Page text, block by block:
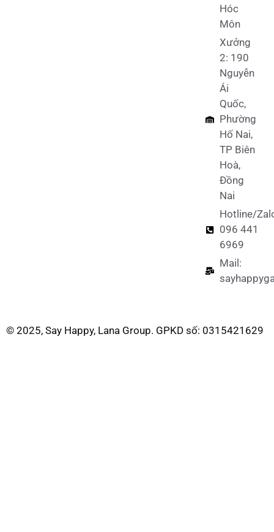
Hóc
Môn
Xưởng
2: 190
Nguyễn
Ái
Quốc,
Phường
Hố Nai,
TP Biên
Hoà,
Đồng
Nai
Hotline/
096 441
6969
Mail:
© 2025, Say Happy, Lana Group. GPKD số: 0315421629